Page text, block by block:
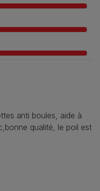
anti boules, aide à
qualité, le poil est